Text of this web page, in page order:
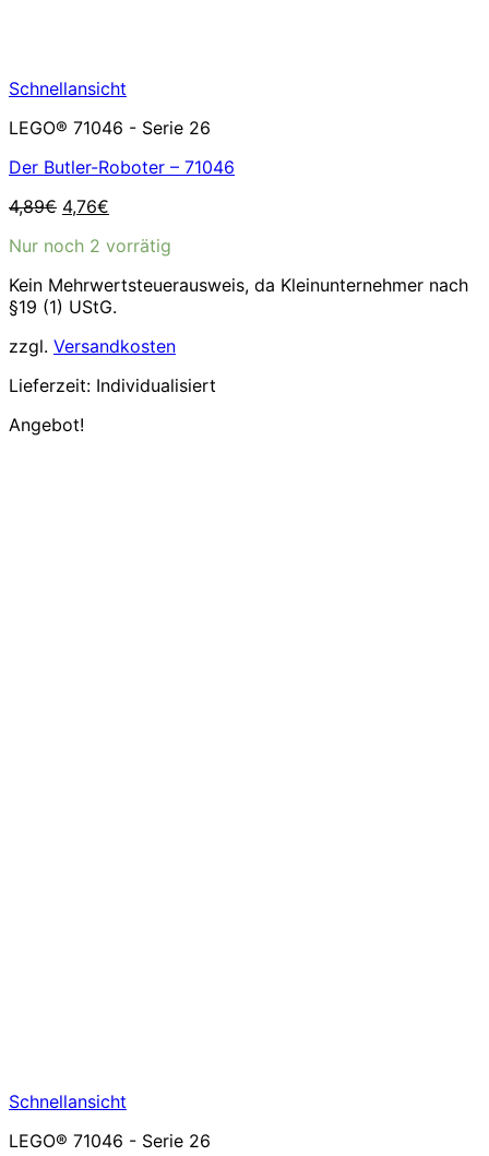
Schnellansicht
LEGO® 71046 - Serie 26
Der Butler-Roboter – 71046
4,89€ Ursprünglicher
war:
4,76€
ist:
Nur noch 2 vorrätig
Kein Mehrwertsteuerausweis, da Kleinunternehmer nach
§19 (1) UStG.
zzgl. Versandkosten
Lieferzeit: Individualisiert
Angebot!
Schnellansicht
LEGO® 71046 - Serie 26